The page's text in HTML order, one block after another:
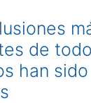
de
han